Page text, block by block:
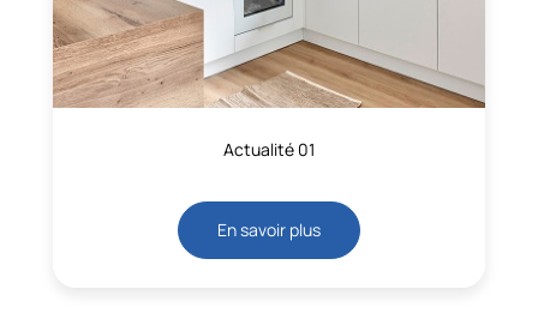
Actualité 01
En savoir plus